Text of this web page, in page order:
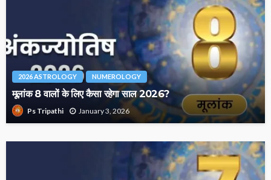
2026 ASTROLOGY NUMEROLOGY
मूलांक 8 वालों के लिए कैसा रहेगा साल 2026?
Ps Tripathi January 3, 2026